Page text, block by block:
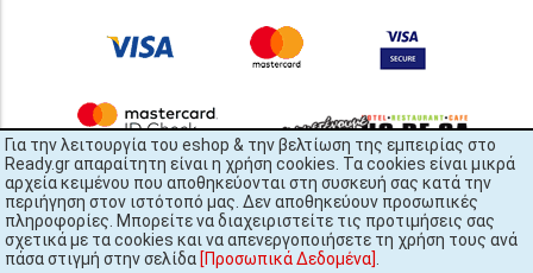
Για την λειτουργία του eshop & την βελτίωση της εμπειρίας στο
Ready.gr απαραίτητη είναι η χρήση cookies. Τα cookies είναι μικρά
αρχεία κειμένου που αποθηκεύονται στη συσκευή σας κατά την
περιήγηση στον ιστότοπό μας. Δεν αποθηκεύουν προσωπικές
πληροφορίες. Μπορείτε να διαχειριστείτε τις προτιμήσεις σας
σχετικά με τα cookies και να απενεργοποιήσετε τη χρήση τους ανά
πάσα στιγμή στην σελίδα [Προσωπικά Δεδομένα]
READY.gr © 2022 | All Rights Reserved